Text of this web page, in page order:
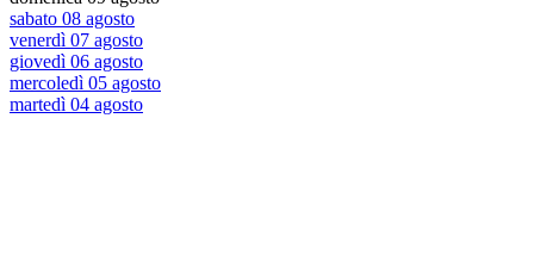
sabato 08 agosto
venerdì 07 agosto
giovedì 06 agosto
mercoledì 05 agosto
martedì 04 agosto